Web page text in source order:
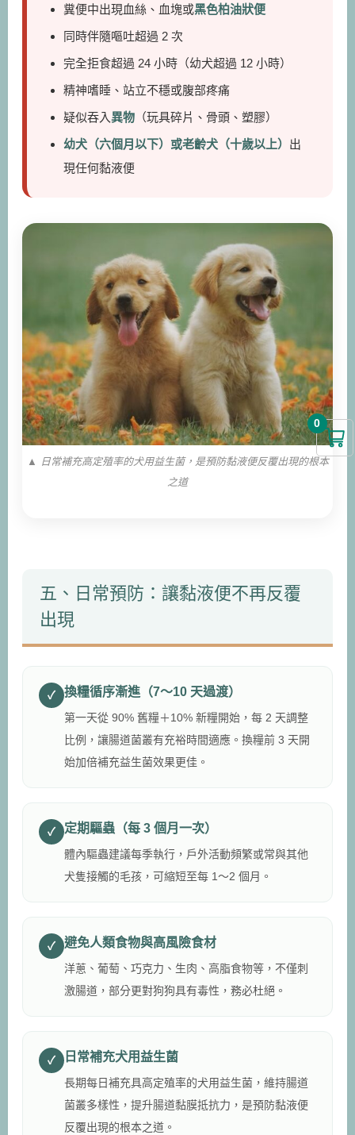
糞便中出現血絲、血塊或黑色柏油狀便
同時伴隨嘔吐超過 2 次
完全拒食超過 24 小時（幼犬超過 12 小時）
精神嗜睡、站立不穩或腹部疼痛
疑似吞入異物 （玩具碎片、骨頭、塑膠）
幼犬（六個月以下）或老齡犬（十歲以上） 出
現任何黏液便
▲ 日常補充高定殖率的犬用益生菌，是預防黏液便反覆出現的根本
之道
五、日常預防：讓黏液便不再反覆
出現
✓ 換糧循序漸進（7～10 天過渡）
第一天從 90% 舊糧＋10% 新糧開始，每 2 天調整
比例，讓腸道菌叢有充裕時間適應。換糧前 3 天開
始加倍補充益生菌效果更佳。
✓ 定期驅蟲（每 3 個月一次）
體內驅蟲建議每季執行，戶外活動頻繁或常與其他
犬隻接觸的毛孩，可縮短至每 1～2 個月。
✓ 避免人類食物與高風險食材
洋蔥、葡萄、巧克力、生肉、高脂食物等，不僅刺
激腸道，部分更對狗狗具有毒性，務必杜絕。
✓ 日常補充犬用益生菌
長期每日補充具高定殖率的犬用益生菌，維持腸道
菌叢多樣性，提升腸道黏膜抵抗力，是預防黏液便
反覆出現的根本之道。
0